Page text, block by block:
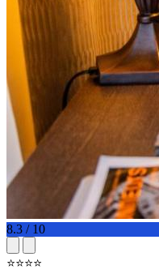
8.3 / 10
⭐⭐⭐⭐